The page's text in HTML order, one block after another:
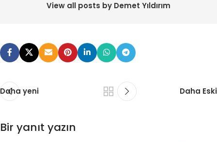
View all posts by Demet Yıldırım
Daha yeni Daha Eski
Bir yanıt yazın